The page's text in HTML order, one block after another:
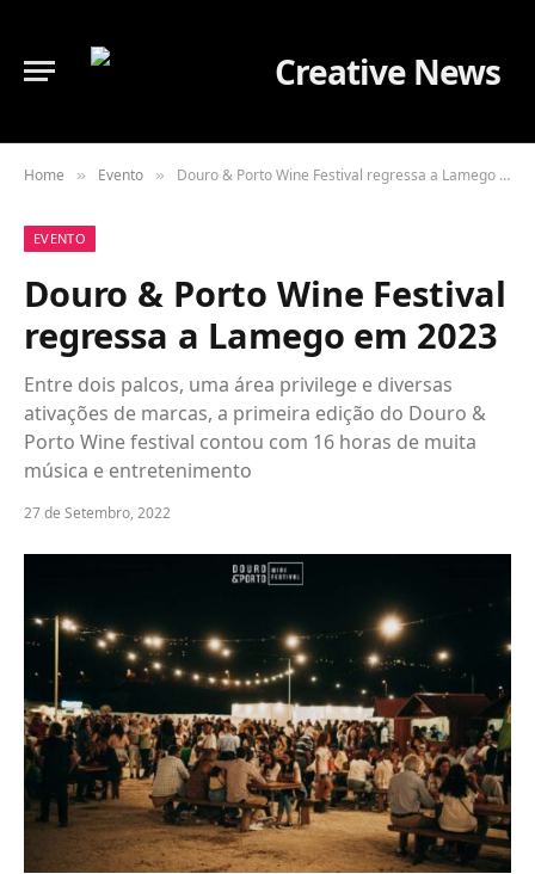
Home » Evento » Douro & Porto Wine Festival regressa a Lamego em 2023
EVENTO
Douro & Porto Wine Festival
regressa a Lamego em 2023
Entre dois palcos, uma área privilege e diversas
ativações de marcas, a primeira edição do Douro &
Porto Wine festival contou com 16 horas de muita
música e entretenimento
27 de Setembro, 2022